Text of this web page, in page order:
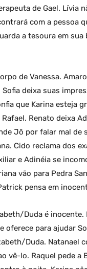
de Gael. Lívia
com a pessoa
a tesoura em
de Vanessa.
deixa suas
que Karina esteja
Renato deixa
Jô por falar mal
Cido reclama dos
e Adinéia se
vão para Pedra
pensa em
Duda é
oferece para ajudar
Duda. Natanael
vê-lo. Raquel pede